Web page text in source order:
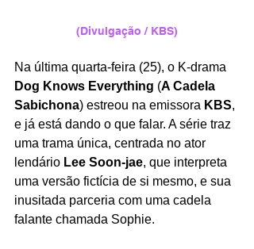
(Divulgação / KBS)
Na última quarta-feira (25), o K-drama
Dog Knows Everything (A Cadela
Sabichona) estreou na emissora KBS,
e já está dando o que falar. A série traz
uma trama única, centrada no ator
lendário Lee Soon-jae, que interpreta
uma versão fictícia de si mesmo, e sua
inusitada parceria com uma cadela
falante chamada Sophie.